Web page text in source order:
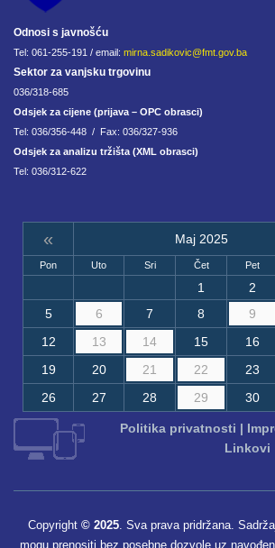
Odnosi s javnošću
Tel: 061-255-191 / email: mirna.sadikovic@fmt.gov.ba
Sektor za vanjsku trgovinu
036/318-685
Odsjek za cijene (prijava – OPC obrasci)
Tel: 036/356-448 / Fax: 036/327-936
Odsjek za analizu tržišta (XML obrasci)
Tel: 036/312-622
« Maj 2025
Pon Uto Sri Čet Pet
1 2
5
6 7 8 9
12
13 14 15 16
19
20 21 22 23
26
27 28 29 30
Politika privatnosti |
Linkovi
Copyright © 2025. Sva prava pridržana.
mogu prenositi bez posebne dozvole uz